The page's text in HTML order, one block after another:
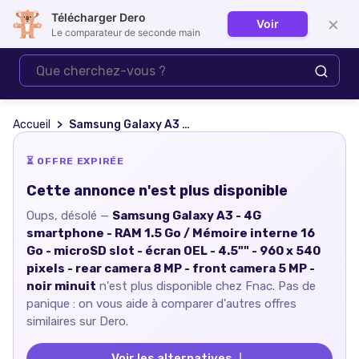
Se connecter
Accueil Samsung Galaxy A3 - 4G smartphone - RAM 1.5 Go / Mémoire interne 16 Go - microSD slot - écran OEL - 4.5"" - 960 x 540 pixels - rear camera 8 MP - front camera 5 MP - noir minuit
⏳ OFFRE EXPIRÉE
Cette annonce n'est plus disponible
Oups, désolé — Samsung Galaxy A3 - 4G
smartphone - RAM 1.5 Go / Mémoire interne 16
Go - microSD slot - écran OEL - 4.5"" - 960 x 540
pixels - rear camera 8 MP - front camera 5 MP -
noir minuit n'est plus disponible chez Fnac. Pas de
panique : on vous aide à comparer d'autres offres
similaires sur Dero.
Télécharger Dero
Le comparateur de seconde main
Voir ×